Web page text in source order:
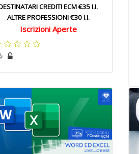
CREDITI ECM €35 I.I.
ALTRE PROFESSIONI €30 I.I.
Iscrizioni Aperte